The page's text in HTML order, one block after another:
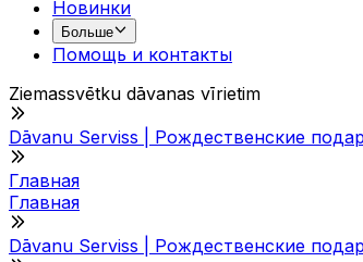
Новинки
Больше
Помощь и контакты
Ziemassvētku dāvanas vīrietim
Dāvanu Serviss | Рождественские
Главная
Главная
Dāvanu Serviss | Рождественские